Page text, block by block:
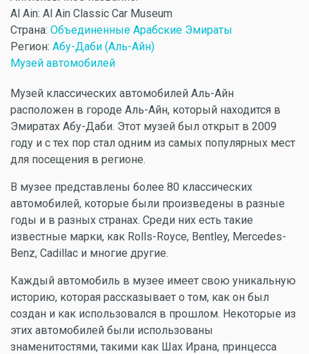
Al Ain: Al Ain Classic Car Museum
Страна: Объединенные Арабские Эмираты
Регион: Абу-Даби (Аль-Айн)
Музей автомобилей
Музей классических автомобилей Аль-Айн
расположен в городе Аль-Айн, который находится в
Эмиратах Абу-Даби. Этот музей был открыт в 2009
году и с тех пор стал одним из самых популярных мест
для посещения в регионе.
В музее представлены более 80 классических
автомобилей, которые были произведены в разные
годы и в разных странах. Среди них есть такие
известные марки, как Rolls-Royce, Bentley, Mercedes-
Benz, Cadillac и многие другие.
Каждый автомобиль в музее имеет свою уникальную
историю, которая рассказывает о том, как он был
создан и как использовался в прошлом. Некоторые из
этих автомобилей были использованы
знаменитостями, такими как Шах Ирана, принцесса